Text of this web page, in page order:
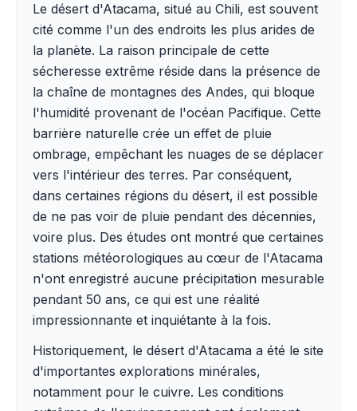
Le désert d'Atacama, situé au Chili, est souvent
cité comme l'un des endroits les plus arides de
la planète. La raison principale de cette
sécheresse extrême réside dans la présence de
la chaîne de montagnes des Andes, qui bloque
l'humidité provenant de l'océan Pacifique. Cette
barrière naturelle crée un effet de pluie
ombrage, empêchant les nuages de se déplacer
vers l'intérieur des terres. Par conséquent,
dans certaines régions du désert, il est possible
de ne pas voir de pluie pendant des décennies,
voire plus. Des études ont montré que certaines
stations météorologiques au cœur de l'Atacama
n'ont enregistré aucune précipitation mesurable
pendant 50 ans, ce qui est une réalité
impressionnante et inquiétante à la fois.
Historiquement, le désert d'Atacama a été le site
d'importantes explorations minérales,
notamment pour le cuivre. Les conditions